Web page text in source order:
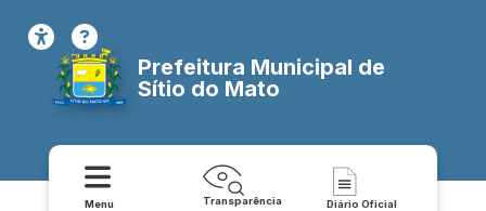
Prefeitura Municipal de
Sítio do Mato
Menu Transparência Diário Oficial